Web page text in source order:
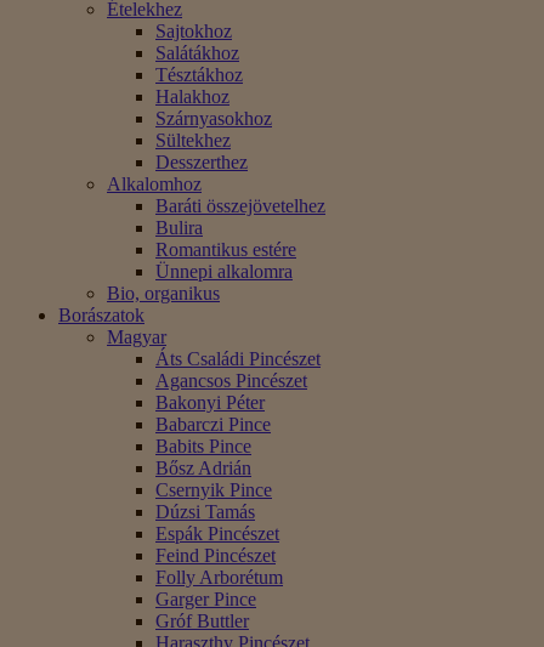
Ételekhez
Sajtokhoz
Salátákhoz
Tésztákhoz
Halakhoz
Szárnyasokhoz
Sültekhez
Desszerthez
Alkalomhoz
Baráti összejövetelhez
Bulira
Romantikus estére
Ünnepi alkalomra
Bio, organikus
Borászatok
Magyar
Áts Családi Pincészet
Agancsos Pincészet
Bakonyi Péter
Babarczi Pince
Babits Pince
Bősz Adrián
Csernyik Pince
Dúzsi Tamás
Espák Pincészet
Feind Pincészet
Folly Arborétum
Garger Pince
Gróf Buttler
Haraszthy Pincészet